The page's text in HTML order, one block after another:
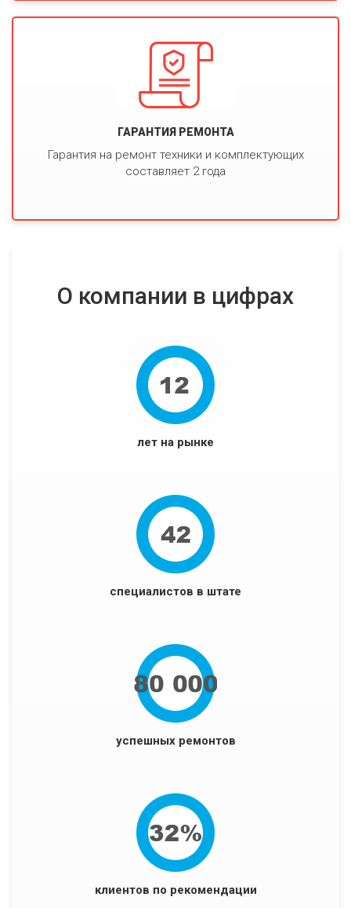
ГАРАНТИЯ РЕМОНТА
Гарантия на ремонт техники и комплектующих
составляет 2 года
О компании в цифрах
лет на рынке
специалистов в штате
успешных ремонтов
клиентов по рекомендации